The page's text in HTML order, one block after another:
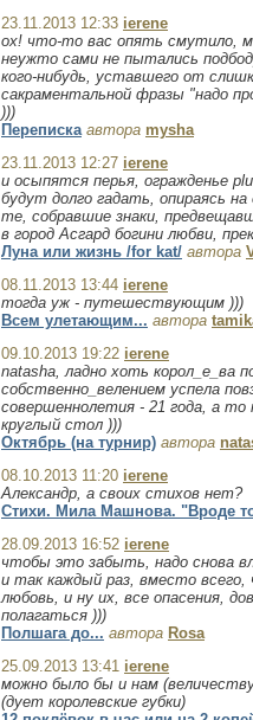
23.11.2013 12:33 ierene
ох! что-то вас опять смутило,
неужто сами не пытались
кого-нибудь, уставшего от
сакраментальной фразы "надо
)))
Переписка автора mysha
23.11.2013 12:27 ierene
и осыпятся перья, огражденье
будут долго гадать, опираясь
те, собравшие знаки,
в город Асгард богини любви,
Луна или жизнь /for kat/ автора
08.11.2013 13:44 ierene
тогда уж - путешествующим )))
Всем улетающим... автора
09.10.2013 19:22 ierene
natasha, ладно хоть корол_е_ва
собственно_велением успела
совершеннолетия - 21 года, а то
круглый стол )))
Октябрь (на турнир) автора
08.10.2013 11:20 ierene
Александр, а своих стихов нет?
Стихи. Мила Машнова. "Вроде
28.09.2013 16:52 ierene
чтобы это забыть, надо снова
и так каждый раз, вместо
любовь, и ну их, все опасения,
полагаться )))
Полшага до... автора Rosa
25.09.2013 13:41 ierene
можно было бы и нам
(дует королевские губки)